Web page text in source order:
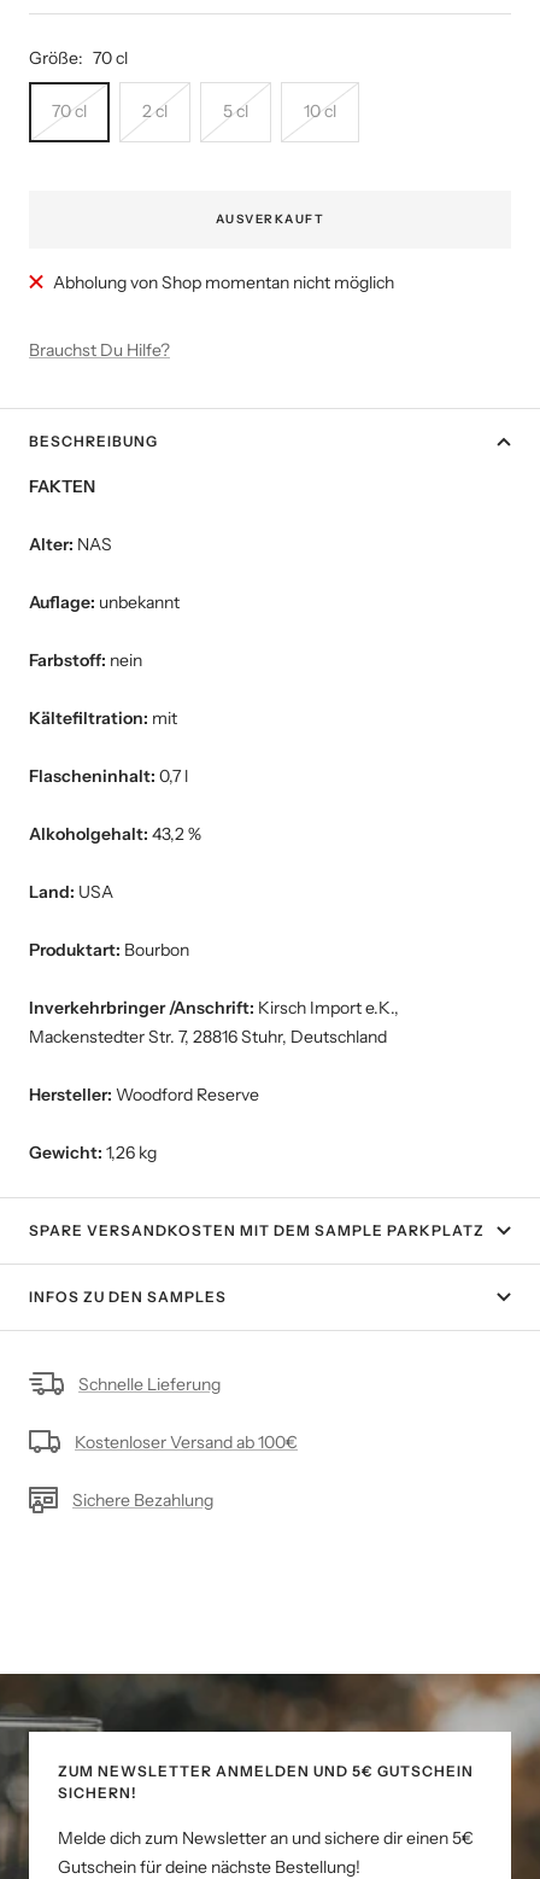
Größe: 70 cl
70 cl 2 cl 5 cl 10 cl
AUSVERKAUFT
Abholung von Shop momentan nicht möglich
Brauchst Du Hilfe?
BESCHREIBUNG
FAKTEN
Alter: NAS
Auflage: unbekannt
Farbstoff: nein
Kältefiltration: mit
Flascheninhalt: 0,7 l
Alkoholgehalt: 43,2 %
Land: USA
Produktart: Bourbon
Inverkehrbringer /Anschrift: Kirsch Import e.K.,
Mackenstedter Str. 7, 28816 Stuhr, Deutschland
Hersteller: Woodford Reserve
Gewicht: 1,26 kg
SPARE VERSANDKOSTEN MIT DEM SAMPLE PARKPLATZ
INFOS ZU DEN SAMPLES
Schnelle Lieferung
Kostenloser Versand ab 100€
Sichere Bezahlung
ZUM NEWSLETTER ANMELDEN UND 5€ GUTSCHEIN
SICHERN!
Melde dich zum Newsletter an und sichere dir einen 5€
Gutschein für deine nächste Bestellung!